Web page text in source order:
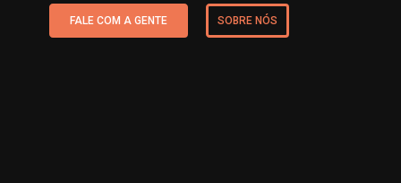
FALE COM A GENTE SOBRE NÓS